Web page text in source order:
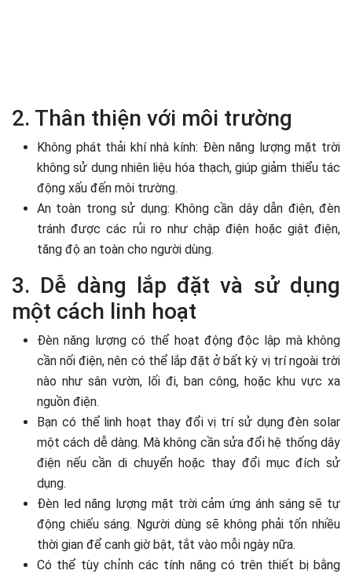
2. Thân thiện với môi trường
Không phát thải khí nhà kính: Đèn năng lượng mặt trời
không sử dụng nhiên liệu hóa thạch, giúp giảm thiểu tác
động xấu đến môi trường.
An toàn trong sử dụng: Không cần dây dẫn điện, đèn
tránh được các rủi ro như chập điện hoặc giật điện,
tăng độ an toàn cho người dùng.
3. Dễ dàng lắp đặt và sử dụng
một cách linh hoạt
Đèn năng lượng có thể hoạt động độc lập mà không
cần nối điện, nên có thể lắp đặt ở bất kỳ vị trí ngoài trời
nào như sân vườn, lối đi, ban công, hoặc khu vực xa
nguồn điện.
Bạn có thể linh hoạt thay đổi vị trí sử dụng đèn solar
một cách dễ dàng. Mà không cần sửa đổi hệ thống dây
điện nếu cần di chuyển hoặc thay đổi mục đích sử
dụng.
Đèn led năng lượng mặt trời cảm ứng ánh sáng sẽ tự
động chiếu sáng. Người dùng sẽ không phải tốn nhiều
thời gian để canh giờ bật, tắt vào mỗi ngày nữa.
Có thể tùy chỉnh các tính năng có trên thiết bị bằng